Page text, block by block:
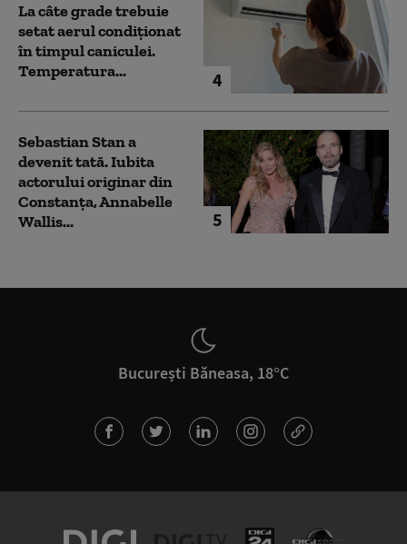
4
La câte grade trebuie
setat aerul condiționat
în timpul caniculei.
Temperatura...
5
Sebastian Stan a
devenit tată. Iubita
actorului originar din
Constanța, Annabelle
Wallis...
București Băneasa, 18°C